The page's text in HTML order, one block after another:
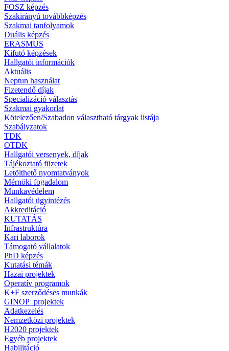
FOSZ képzés
Szakirányú továbbképzés
Szakmai tanfolyamok
Duális képzés
ERASMUS
Kifutó képzések
Hallgatói információk
Aktuális
Neptun használat
Fizetendő díjak
Specializáció választás
Szakmai gyakorlat
Kötelezően/Szabadon választható tárgyak listája
Szabályzatok
TDK
OTDK
Hallgatói versenyek, díjak
Tájékoztató füzetek
Letölthető nyomtatványok
Mérnöki fogadalom
Munkavédelem
Hallgatói ügyintézés
Akkreditáció
KUTATÁS
Infrastruktúra
Kari laborok
Támogató vállalatok
PhD képzés
Kutatási témák
Hazai projektek
Operatív programok
K+F szerződéses munkák
GINOP_projektek
Adatkezelés
Nemzetközi projektek
H2020 projektek
Egyéb projektek
Habilitáció